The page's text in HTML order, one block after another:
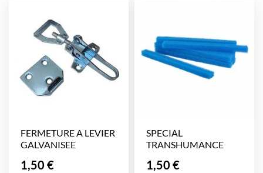
FERMETURE A LEVIER
GALVANISEE
Prix
1,50 €
SPECIAL
TRANSHUMANCE
Prix
1,50 €